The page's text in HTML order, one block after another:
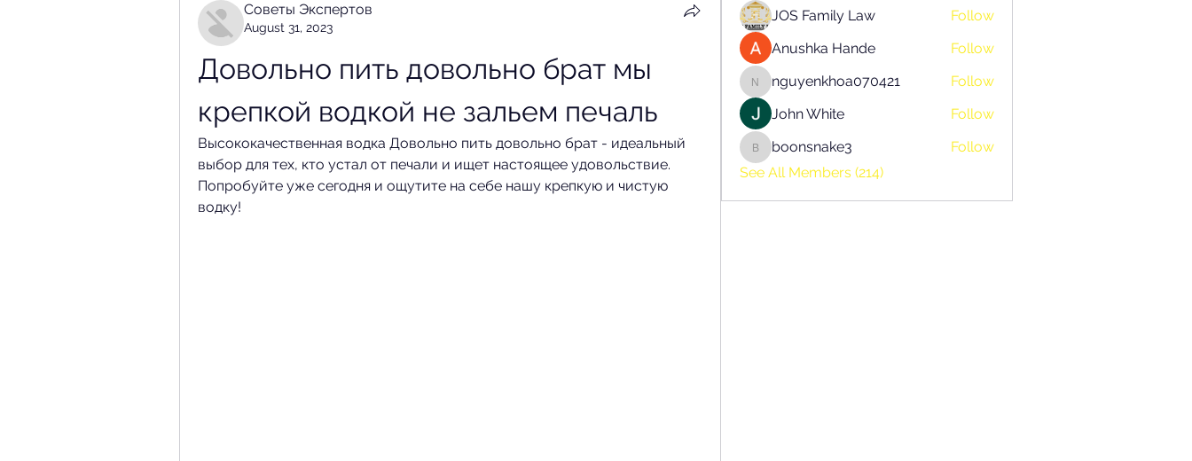
Советы Экспертов
August 31, 2023
Довольно пить довольно брат мы
крепкой водкой не зальем печаль
Высококачественная водка Довольно пить довольно брат - идеальный
выбор для тех, кто устал от печали и ищет настоящее удовольствие.
Попробуйте уже сегодня и ощутите на себе нашу крепкую и чистую
водку!
JOS Family Law
Follow
Anushka Hande
Follow
nguyenkhoa070421
nguyenkhoa070421
Follow
John White
Follow
boonsnake3
boonsnake3
Follow
See All Members (214)